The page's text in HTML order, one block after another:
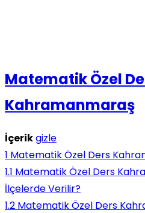
Matematik Özel
Kahramanmaraş
İçerikgizle
1 Matematik Özel Ders
1.1 Matematik Özel Ders
İlçelerde Verilir?
1.2 Matematik Özel Ders